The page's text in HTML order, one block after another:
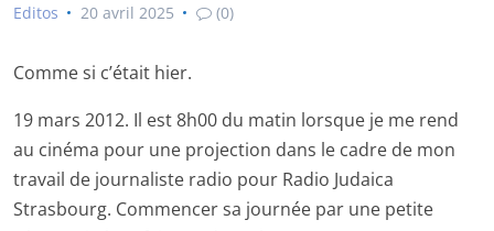
Editos 20 avril 2025 (0)
Comme si c’était hier.
19 mars 2012. Il est 8h00 du matin lorsque je me rend
au cinéma pour une projection dans le cadre de mon
travail de journaliste radio pour Radio Judaica
Strasbourg. Commencer sa journée par une petite